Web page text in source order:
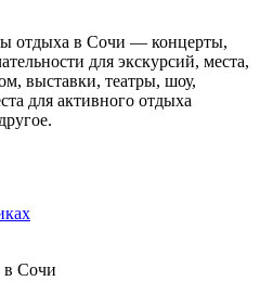
отдыха в Сочи — концерты,
для экскурсий, места,
выставки, театры, шоу,
для активного отдыха
Сочи